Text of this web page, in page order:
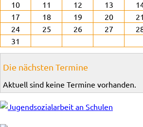
10
11 12 13
17
18 19 20 21
24
25 26 27
31
Die nächsten Termine
Aktuell sind keine Termine vorhanden.